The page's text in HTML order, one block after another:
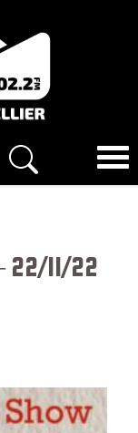
22/11/22